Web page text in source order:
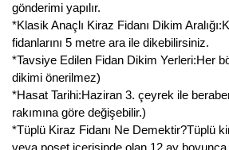
gönderimi yapılır.
*Klasik Anaçlı Kiraz Fidanı Dikim
fidanlarını 5 metre ara ile dikebilirsiniz.
*Tavsiye Edilen Fidan Dikim Yerleri:Her
dikimi önerilmez)
*Hasat Tarihi:Haziran 3. çeyrek ile
rakımına göre değişebilir.)
*Tüplü Kiraz Fidanı Ne Demektir?Tüplü
veya poşet içerisinde olan 12 ay boyunca